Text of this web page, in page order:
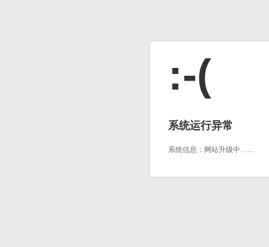
:-(
系统运行异常
系统信息：网站升级中……